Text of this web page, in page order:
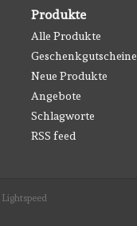
Produkte
Alle Produkte
Geschenkgutscheine
Neue Produkte
Angebote
Schlagworte
RSS feed
Lightspeed